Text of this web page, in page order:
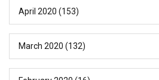
April 2020 (153)
March 2020 (132)